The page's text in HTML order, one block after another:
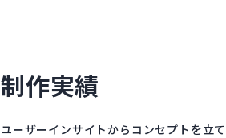
制作実績
ユーザーインサイトからコンセプトを立